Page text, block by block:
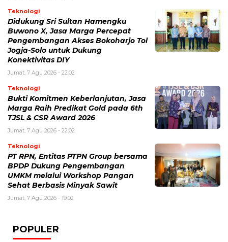
Teknologi
Didukung Sri Sultan Hamengku
Buwono X, Jasa Marga Percepat
Pengembangan Akses Bokoharjo Tol
Jogja-Solo untuk Dukung
Konektivitas DIY
Jumat, 7 Agu 2026 - 22:02
Teknologi
Bukti Komitmen Keberlanjutan, Jasa
Marga Raih Predikat Gold pada 6th
TJSL & CSR Award 2026
Jumat, 7 Agu 2026 - 22:02
Teknologi
PT RPN, Entitas PTPN Group bersama
BPDP Dukung Pengembangan
UMKM melalui Workshop Pangan
Sehat Berbasis Minyak Sawit
Jumat, 7 Agu 2026 - 19:02
POPULER